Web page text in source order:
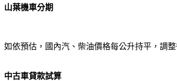
山葉機車分期
如依預估，國內汽、柴油價格每公升持平，調
中古車貸款試算